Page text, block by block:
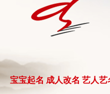
宝宝起名 成人改名 艺人